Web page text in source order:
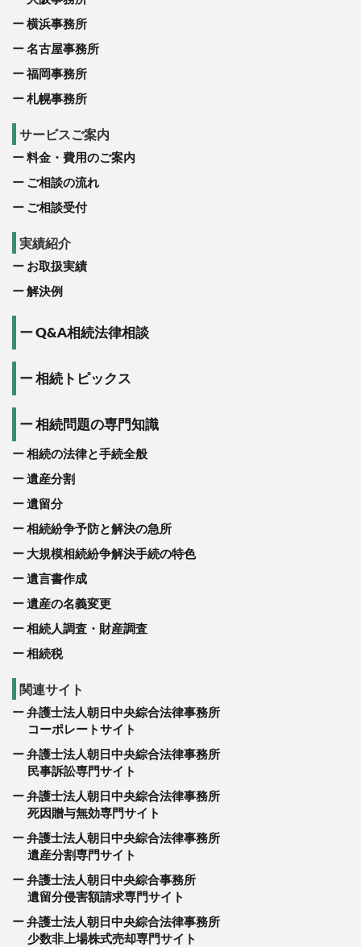
横浜事務所
名古屋事務所
福岡事務所
札幌事務所
サービスご案内
料金・費用のご案内
ご相談の流れ
ご相談受付
実績紹介
お取扱実績
解決例
Q&A相続法律相談
相続トピックス
相続問題の専門知識
相続の法律と手続全般
遺産分割
遺留分
相続紛争予防と解決の急所
大規模相続紛争解決手続の特色
遺言書作成
遺産の名義変更
相続人調査・財産調査
相続税
関連サイト
弁護士法人朝日中央綜合法律事務所
コーポレートサイト
弁護士法人朝日中央綜合法律事務所
民事訴訟専門サイト
弁護士法人朝日中央綜合法律事務所
死因贈与無効専門サイト
弁護士法人朝日中央綜合法律事務所
遺産分割専門サイト
弁護士法人朝日中央綜合事務所
遺留分侵害額請求専門サイト
弁護士法人朝日中央綜合法律事務所
少数非上場株式売却専門サイト